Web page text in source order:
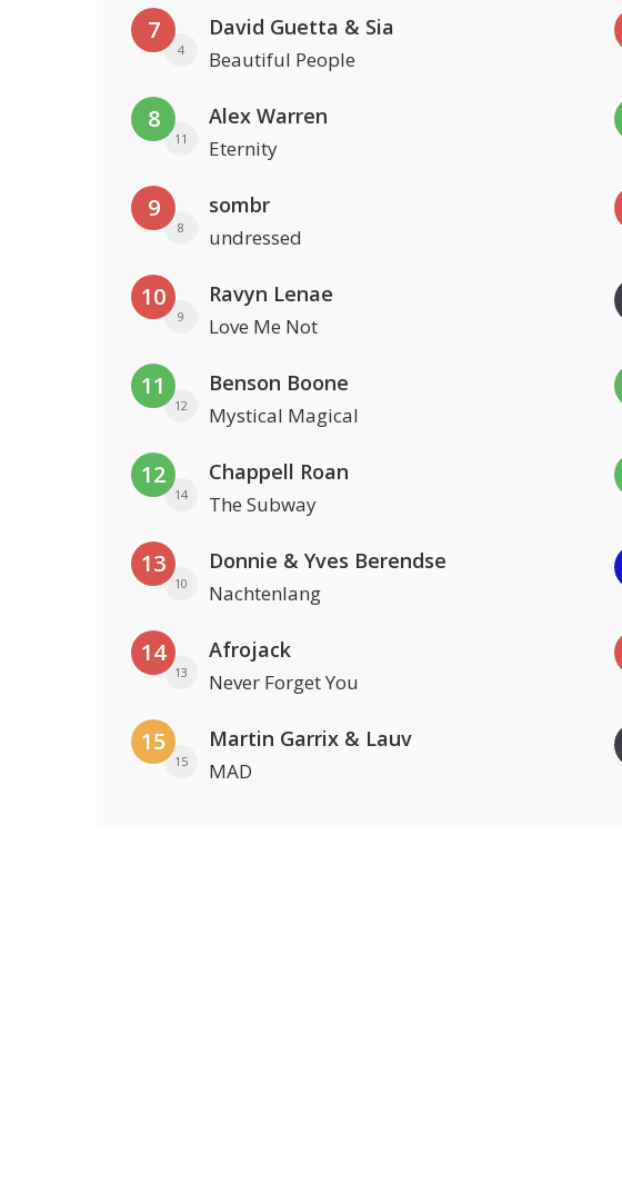
7
4
David Guetta & Sia
Beautiful People
8
11
Alex Warren
Eternity
9
8
sombr
undressed
10
9
Ravyn Lenae
Love Me Not
11
12
Benson Boone
Mystical Magical
12
14
Chappell Roan
The Subway
13
10
Donnie & Yves Berendse
Nachtenlang
14
13
Afrojack
Never Forget You
15
15
Martin Garrix & Lauv
MAD